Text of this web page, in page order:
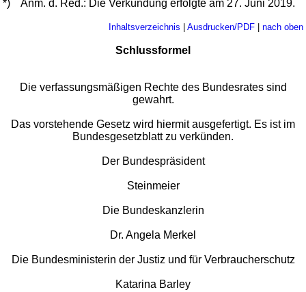
*)
Anm. d. Red.: Die Verkündung erfolgte am 27. Juni 2019.
Inhaltsverzeichnis | Ausdrucken/PDF| nach oben
Schlussformel
Die verfassungsmäßigen Rechte des Bundesrates sind
gewahrt.
Das vorstehende Gesetz wird hiermit ausgefertigt. Es ist im
Bundesgesetzblatt zu verkünden.
Der Bundespräsident
Steinmeier
Die Bundeskanzlerin
Dr. Angela Merkel
Die Bundesministerin der Justiz und für Verbraucherschutz
Katarina Barley